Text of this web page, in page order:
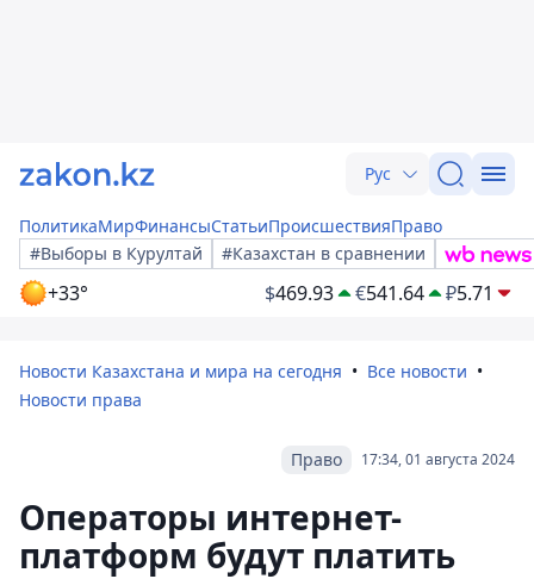
Рус
ПолитикаМирФинансыСтатьиПроисшествияПраво
#Выборы в Курултай
#Казахстан в сравнении
+33° $469.93 €541.64 ₽5.71
Новости Казахстана и мира на сегодня
Все новости
Новости права
17:34, 01 августа 2024
Право
Операторы интернет-
платформ будут платить